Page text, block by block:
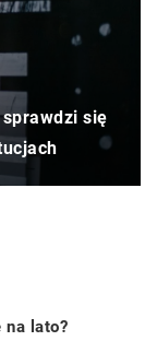
się
na lato?